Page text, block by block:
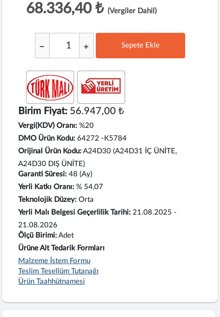
68.336,40 ₺ (Vergiler Dahil)
Sepete Ekle
Birim Fiyat:56.947,00 ₺
Vergi(KDV) Oranı: %20
DMO Ürün Kodu: 64272 -K5784
Orijinal Ürün Kodu: A24D30 (A24D31 İÇ ÜNİTE,
A24D30 DIŞ ÜNİTE)
Garanti Süresi: 48 (Ay)
Yerli Katkı Oranı: % 54,07
Teknolojik Düzey: Orta
Yerli Malı Belgesi Geçerlilik Tarihi: 21.08.2025 -
21.08.2026
Ölçü Birimi: Adet
Ürüne Ait Tedarik Formları
Malzeme İstem Formu
Teslim Tesellüm Tutanağı
Ürün Taahhütnamesi